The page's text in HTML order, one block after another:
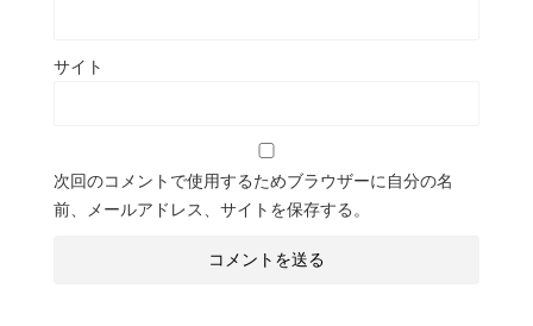
サイト
次回のコメントで使用するためブラウザーに自分の名
前、メールアドレス、サイトを保存する。